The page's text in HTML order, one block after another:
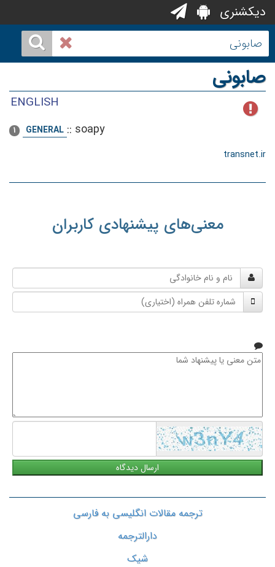
دیکشنری
صابونی
ENGLISH
1 GENERAL :: soapy
transnet.ir
معنی‌های پیشنهادی کاربران
و
نام
خانوادگی
شماره
تلفن
متن
ترجمه مقالات انگلیسی به فارسی
دارالترجمه
شیک